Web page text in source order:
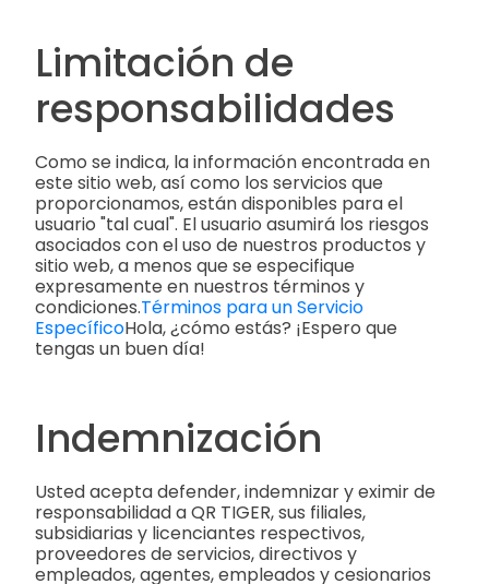
Limitación de
responsabilidades
Como se indica, la información encontrada en
este sitio web, así como los servicios que
proporcionamos, están disponibles para el
usuario "tal cual". El usuario asumirá los riesgos
asociados con el uso de nuestros productos y
sitio web, a menos que se especifique
expresamente en nuestros términos y
condiciones.Términos para un Servicio
EspecíficoHola, ¿cómo estás? ¡Espero que
tengas un buen día!
Indemnización
Usted acepta defender, indemnizar y eximir de
responsabilidad a QR TIGER, sus filiales,
subsidiarias y licenciantes respectivos,
proveedores de servicios, directivos y
empleados, agentes, empleados y cesionarios